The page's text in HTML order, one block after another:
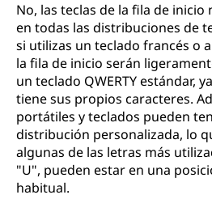
No, las teclas de la fila de inicio
en todas las distribuciones de
si utilizas un teclado francés o
la fila de inicio serán
un teclado QWERTY estándar,
tiene sus propios caracteres.
portátiles y teclados pueden
distribución personalizada, lo
algunas de las letras más
"U", pueden estar en una
habitual.